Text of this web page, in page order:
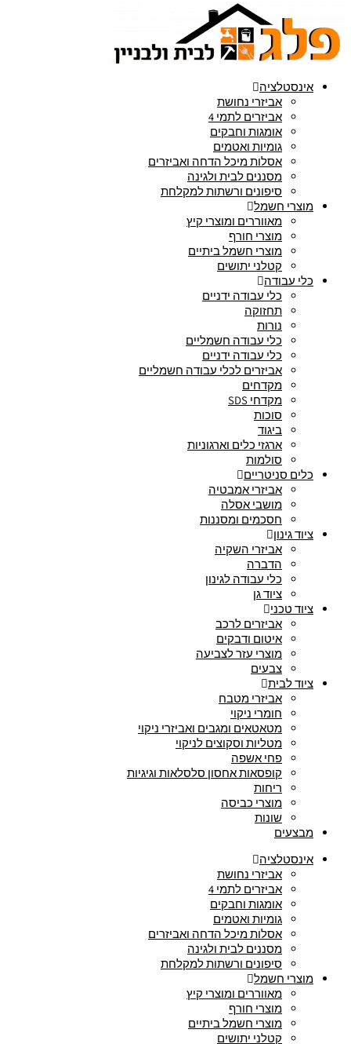
אינסטלציה
אביזרי נחושת
אביזרים לתמי 4
אומגות וחבקים
גומיות ואטמים
אסלות מיכל הדחה ואביזרים
מסננים לבית ולגינה
סיפונים ורשתות למקלחת
מוצרי חשמל
מאווררים ומוצרי קיץ
מוצרי חורף
מוצרי חשמל ביתיים
קטלני יתושים
כלי עבודה
כלי עבודה ידניים
תחזוקה
נורות
כלי עבודה חשמליים
כלי עבודה ידניים
אביזרים לכלי עבודה חשמליים
מקדחים
מקדחי SDS
סוכות
ביגוד
ארגזי כלים וארגוניות
סולמות
כלים סניטריים
אביזרי אמבטיה
מושבי אסלה
חסכמים ומסננות
ציוד גינון
אביזרי השקיה
הדברה
כלי עבודה לגינון
ציוד גן
ציוד טכני
אביזרים לרכב
איטום ודבקים
מוצרי עזר לצביעה
צבעים
ציוד לבית
אביזרי מטבח
חומרי ניקוי
מטאטאים ומגבים ואביזרי ניקוי
מטליות וסקוצים לניקוי
פחי אשפה
קופסאות אחסון סלסלאות וגיגיות
ריחות
מוצרי כביסה
שונות
מבצעים
אינסטלציה
אביזרי נחושת
אביזרים לתמי 4
אומגות וחבקים
גומיות ואטמים
אסלות מיכל הדחה ואביזרים
מסננים לבית ולגינה
סיפונים ורשתות למקלחת
מוצרי חשמל
מאווררים ומוצרי קיץ
מוצרי חורף
מוצרי חשמל ביתיים
קטלני יתושים